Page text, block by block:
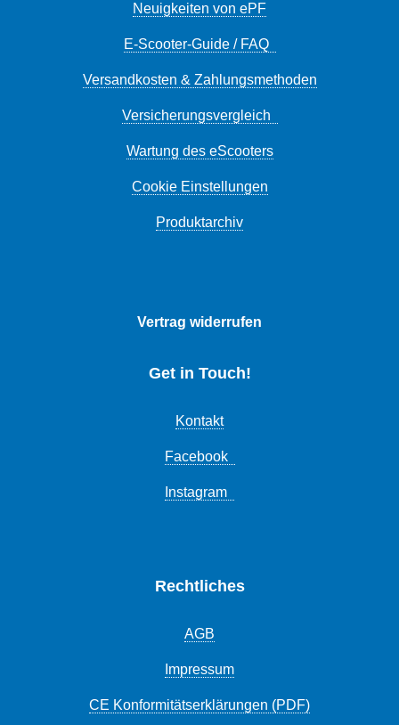
Neuigkeiten von ePF
E-Scooter-Guide / FAQ
Versandkosten & Zahlungsmethoden
Versicherungsvergleich
Wartung des eScooters
Cookie Einstellungen
Produktarchiv
Vertrag widerrufen
Get in Touch!
Kontakt
Facebook
Instagram
Rechtliches
AGB
Impressum
CE Konformitätserklärungen (PDF)